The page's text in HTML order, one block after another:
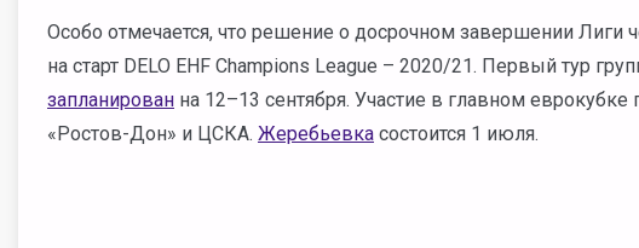
Особо отмечается, что решение о досрочном завершении Лиги
на старт DELO EHF Champions League – 2020/21. Первый тур
запланирован на 12–13 сентября. Участие в главном еврокубке
«Ростов-Дон» и ЦСКА. Жеребьевка состоится 1 июля.